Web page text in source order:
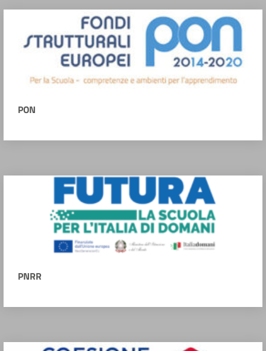
PON
PNRR